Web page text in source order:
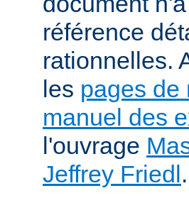
référence
rationnelles.
les pages de
manuel des
l'ouvrage
Jeffrey Friedl.